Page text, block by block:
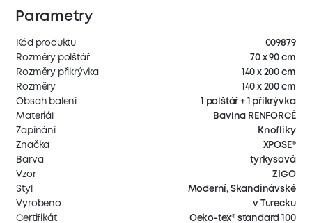
Parametry
Kód produktu
009879
Rozměry polštář
70 x 90 cm
Rozměry přikrývka
140 x 200 cm
Rozměry
140 x 200 cm
Obsah balení
1 polštář + 1 přikrývka
Materiál
Bavlna RENFORCÉ
Zapínání
Knoflíky
Značka
XPOSE®
Barva
tyrkysová
Vzor
ZIGO
Styl
Moderní, Skandinávské
Vyrobeno
v Turecku
Certifikát
Oeko-tex® standard 100